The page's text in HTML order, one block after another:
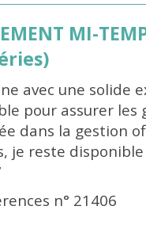
MI-
avec une solide
pour assurer les
dans la gestion
je reste
n° 21406